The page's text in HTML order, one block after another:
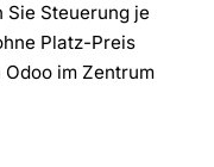
Steuerung je
Platz-Preis
im Zentrum